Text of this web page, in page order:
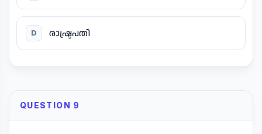
D രാഷ്ട്രപതി
QUESTION 9